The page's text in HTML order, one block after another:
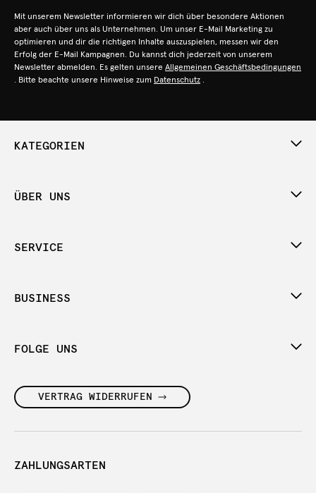
Mit unserem Newsletter informieren wir dich über besondere Aktionen
aber auch über uns als Unternehmen. Um unser E-Mail Marketing zu
optimieren und dir die richtigen Inhalte auszuspielen, messen wir den
Erfolg der E-Mail Kampagnen. Du kannst dich jederzeit von unserem
Newsletter abmelden. Es gelten unsere Allgemeinen Geschäftsbedingungen
. Bitte beachte unsere Hinweise zum Datenschutz .
KATEGORIEN
ÜBER UNS
SERVICE
BUSINESS
FOLGE UNS
VERTRAG WIDERRUFEN
ZAHLUNGSARTEN